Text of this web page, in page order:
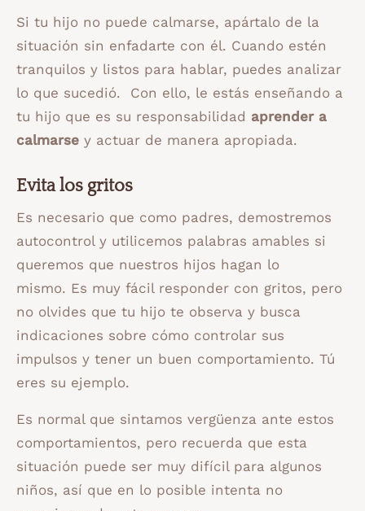
Si tu hijo no puede calmarse, apártalo de la
situación sin enfadarte con él. Cuando estén
tranquilos y listos para hablar, puedes analizar
lo que sucedió. Con ello, le estás enseñando a
tu hijo que es su responsabilidad aprender a
calmarse y actuar de manera apropiada.
Evita los gritos
Es necesario que como padres, demostremos
autocontrol y utilicemos palabras amables si
queremos que nuestros hijos hagan lo
mismo. Es muy fácil responder con gritos, pero
no olvides que tu hijo te observa y busca
indicaciones sobre cómo controlar sus
impulsos y tener un buen comportamiento. Tú
eres su ejemplo.
Es normal que sintamos vergüenza ante estos
comportamientos, pero recuerda que esta
situación puede ser muy difícil para algunos
niños, así que en lo posible intenta no